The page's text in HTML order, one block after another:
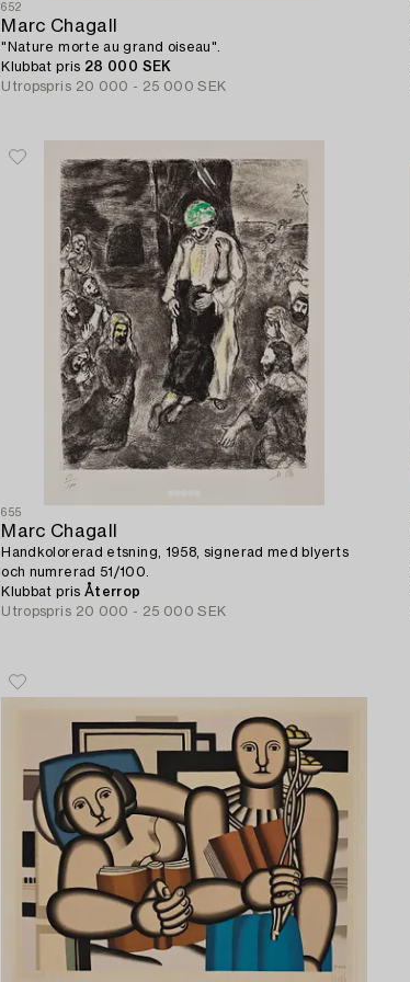
652
Marc Chagall
"Nature morte au grand oiseau".
Klubbat pris 28 000 SEK
Utropspris 20 000 - 25 000 SEK
655
Marc Chagall
Handkolorerad etsning, 1958, signerad med blyerts
och numrerad 51/100.
Klubbat prisÅterrop
Utropspris 20 000 - 25 000 SEK